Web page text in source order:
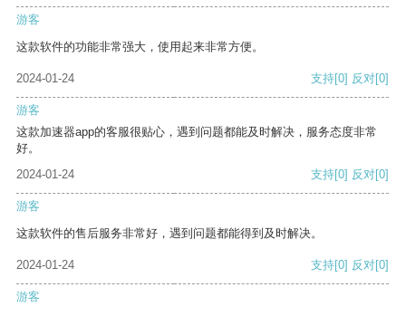
游客
这款软件的功能非常强大，使用起来非常方便。
2024-01-24 支持[0] 反对[0]
游客
这款加速器app的客服很贴心，遇到问题都能及时解决，服务态度非常
好。
2024-01-24
支持[0] 反对[0]
游客
这款软件的售后服务非常好，遇到问题都能得到及时解决。
2024-01-24 支持[0] 反对[0]
游客